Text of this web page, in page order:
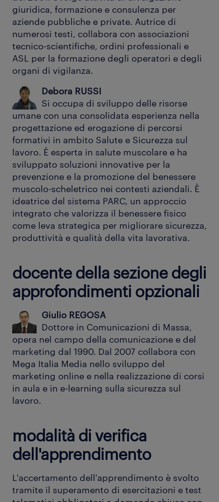
giuridica, formazione e consulenza per
aziende pubbliche e private. Autrice di
numerosi testi, collabora con associazioni
tecnico-scientifiche, ordini professionali e
ASL per la formazione degli operatori e degli
organi di vigilanza.
Debora RUSSI
Si occupa di sviluppo delle risorse
umane con una consolidata esperienza nella
progettazione ed erogazione di percorsi
formativi in ambito Salute e Sicurezza sul
lavoro. È esperta in salute muscolare e ha
sviluppato soluzioni innovative per la
prevenzione e la promozione del benessere
muscolo-scheletrico nei contesti aziendali. È
ideatrice del sistema PARC, un approccio
integrato che valorizza il benessere fisico
come leva strategica per migliorare sicurezza,
produttività e qualità della vita lavorativa.
docente della sezione degli
approfondimenti opzionali
Giulio REGOSA
Dottore in Comunicazioni di Massa,
opera nel campo della comunicazione e del
marketing dal 1990. Dal 2007 collabora con
Mega Italia Media nello sviluppo del
marketing online e nella realizzazione di corsi
in aula e in e-learning sulla sicurezza sul
lavoro.
modalità di verifica
dell'apprendimento
L'accertamento dell'apprendimento è svolto
tramite il superamento di esercitazioni e test